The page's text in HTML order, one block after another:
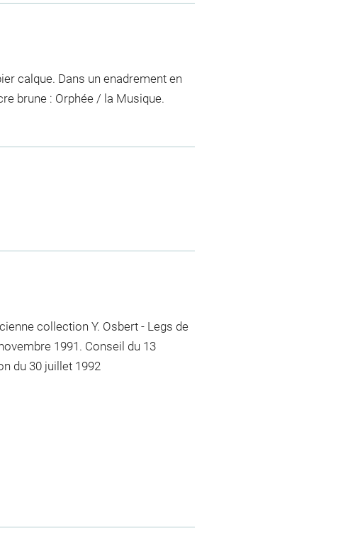
calque. Dans un enadrement en
brune : Orphée / la Musique.
collection Y. Osbert - Legs de
1991. Conseil du 13
du 30 juillet 1992